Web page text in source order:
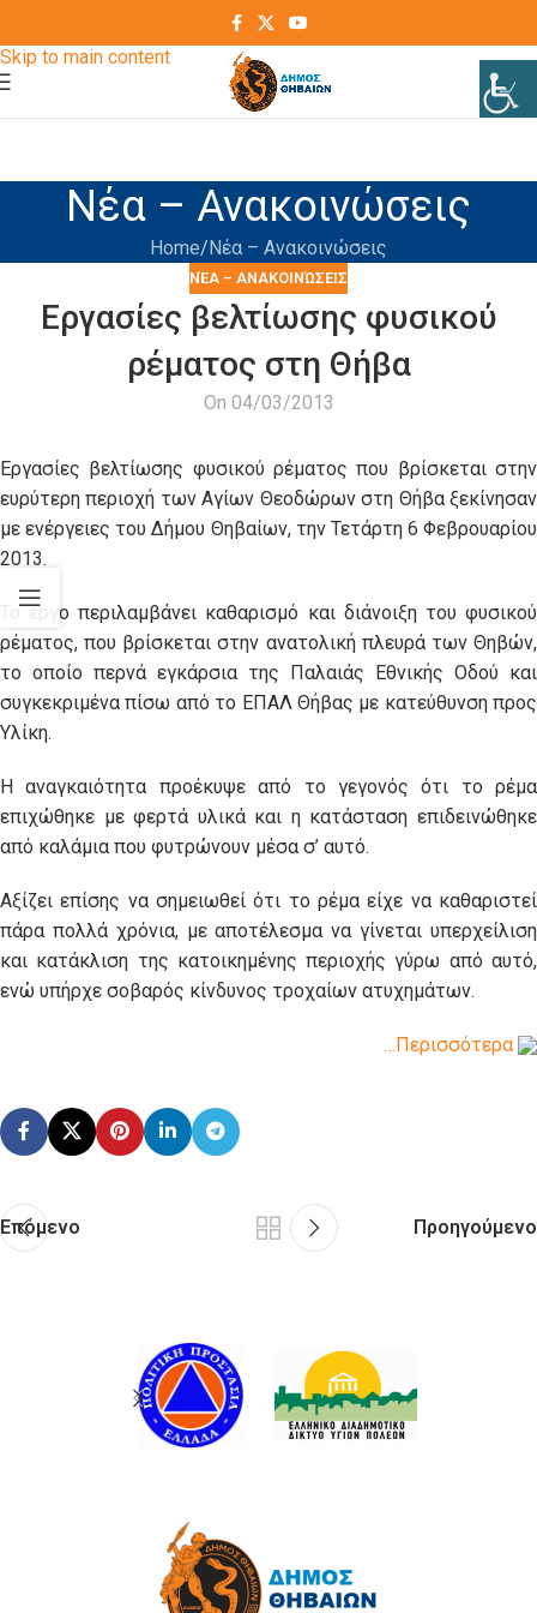
Skip to main content
Νέα – Ανακοινώσεις
Home Νέα – Ανακοινώσεις
ΝΈΑ – ΑΝΑΚΟΙΝΏΣΕΙΣ
Εργασίες βελτίωσης φυσικού
ρέματος στη Θήβα
On 04/03/2013
Εργασίες βελτίωσης φυσικού ρέματος που βρίσκεται στην
ευρύτερη περιοχή των Αγίων Θεοδώρων στη Θήβα ξεκίνησαν
με ενέργειες του Δήμου Θηβαίων, την Τετάρτη 6 Φεβρουαρίου
2013.
Το έργο περιλαμβάνει καθαρισμό και διάνοιξη του φυσικού
ρέματος, που βρίσκεται στην ανατολική πλευρά των Θηβών,
το οποίο περνά εγκάρσια της Παλαιάς Εθνικής Οδού και
συγκεκριμένα πίσω από το ΕΠΑΛ Θήβας με κατεύθυνση προς
Υλίκη.
Η αναγκαιότητα προέκυψε από το γεγονός ότι το ρέμα
επιχώθηκε με φερτά υλικά και η κατάσταση επιδεινώθηκε
από καλάμια που φυτρώνουν μέσα σ’ αυτό.
Αξίζει επίσης να σημειωθεί ότι το ρέμα είχε να καθαριστεί
πάρα πολλά χρόνια, με αποτέλεσμα να γίνεται υπερχείλιση
και κατάκλιση της κατοικημένης περιοχής γύρω από αυτό,
ενώ υπήρχε σοβαρός κίνδυνος τροχαίων ατυχημάτων.
…Περισσότερα
Επόμενο Προηγούμενο